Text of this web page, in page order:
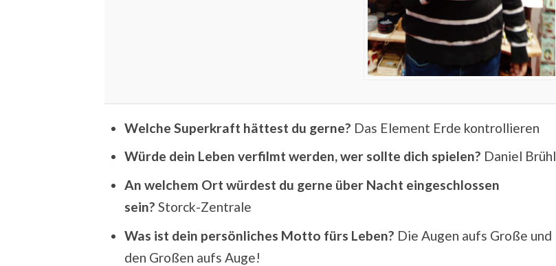
Welche Superkraft hättest du gerne? Das Element Erde kontrollieren
Würde dein Leben verfilmt werden, wer sollte dich spielen? Daniel Brühl
An welchem Ort würdest du gerne über Nacht eingeschlossen
sein? Storck-Zentrale
Was ist dein persönliches Motto fürs Leben? Die Augen aufs Große und
den Großen aufs Auge!